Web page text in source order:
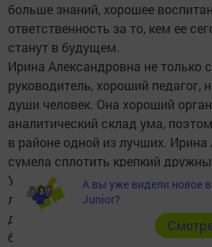
больше знаний, хорошее
ответственность за то, кем ее
станут в будущем.
Ирина Александровна не только
руководитель, хороший педагог,
души человек. Она хороший
аналитический склад ума,
в районе одной из лучших. Ирина
сумела сплотить крепкий
У нее и тыл надежный: уютный
любящие ее муж и дети. Я
друзья уважают ее, так как она
благородной, интеллигентной,
А вы уже видели новое
Junior?